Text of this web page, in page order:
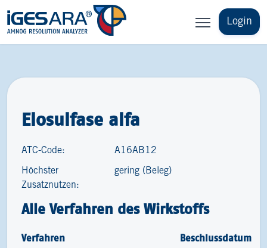
Login
Elosulfase alfa
ATC-Code: A16AB12
Höchster
Zusatznutzen:
gering (Beleg)
Alle Verfahren des Wirkstoffs
Verfahren Beschlussdatum